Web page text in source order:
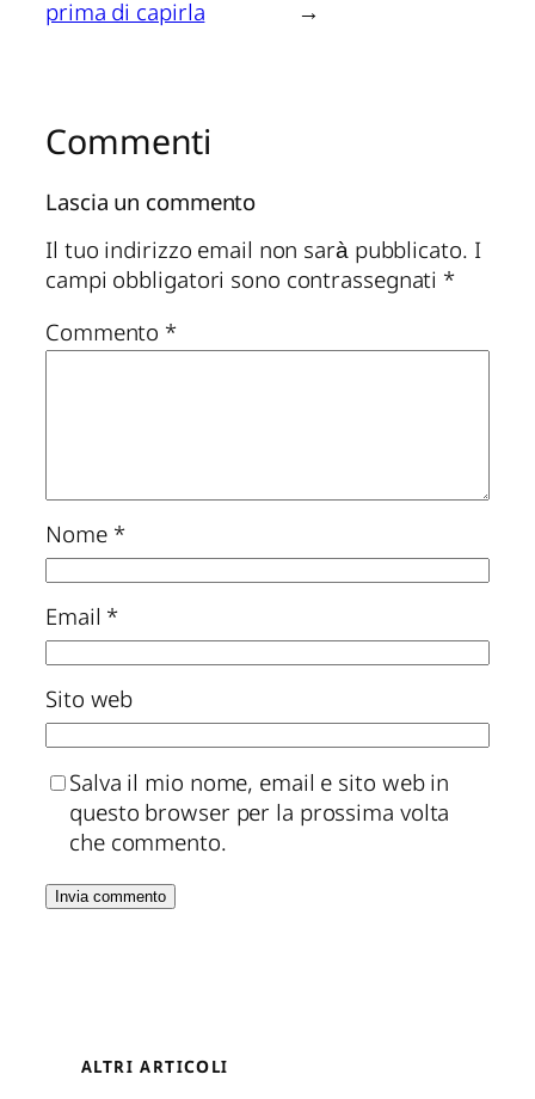
prima di capirla
→
Commenti
Lascia un commento
Il tuo indirizzo email non sarà pubblicato. I
campi obbligatori sono contrassegnati *
Commento *
Nome *
Email *
Sito web
Salva il mio nome, email e sito web in
questo browser per la prossima volta
che commento.
ALTRI ARTICOLI